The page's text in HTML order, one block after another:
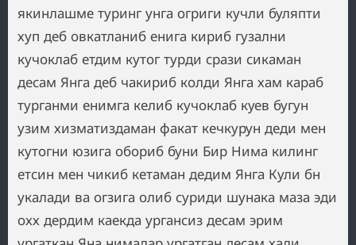
якинлашме туринг унга огриги кучли буляпти
хуп деб овкатланиб енига кириб гузални
кучоклаб етдим кутог турди срази сикаман
десам Янга деб чакириб колди Янга хам караб
турганми енимга келиб кучоклаб куев бугун
узим хизматиздаман факат кечкурун деди мен
кутогни юзига обориб буни Бир Нима килинг
етсин мен чикиб кетаман дедим Янга Кули бн
укалади ва огзига олиб суриди шунака маза эди
охх дердим каекда ургансиз десам эрим